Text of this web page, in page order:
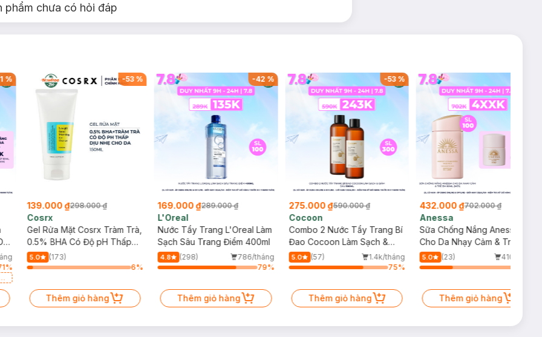
phẩm chưa có hỏi đáp
%
%
-53%
139.000 ₫298.000 ₫
Cosrx
Gel Rửa Mặt Cosrx Tràm Trà,
0.5% BHA Có Độ pH Thấp
150ml
5.0
(173)
6%
Thêm giỏ hàng
-42 %
169.000 ₫289.000 ₫
L'Oreal
Nước Tẩy Trang L'Oreal Làm
Sạch Sâu Trang Điểm 400ml
4.8 (298)
786/tháng
79%
Thêm giỏ hàng
-53%
275.000 ₫590.000 ₫
Cocoon
Combo 2 Nước Tẩy Trang Bí
Đao Cocoon Làm Sạch &
Giảm Dầu 500ml
5.0 (57)
1.4k/tháng
75%
Thêm giỏ hàng
432.000 ₫702.000 ₫
Anessa
Sữa Chống Nắng Anessa
Cho Da Nhạy Cảm & Trẻ Em
60ml (Mới)
5.0 (23)
410/tháng
Thêm giỏ hàng